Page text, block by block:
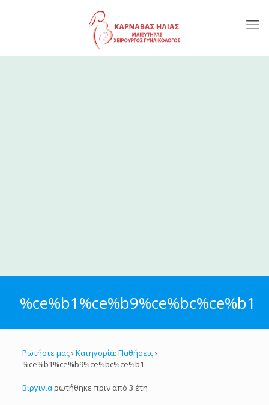
%ce%b1%ce%b9%ce%bc%ce%b1
Ρωτήστε μας› Κατηγορία: Παθήσεις›
%ce%b1%ce%b9%ce%bc%ce%b1
Βιργινιαρωτήθηκε πριν από 3 έτη